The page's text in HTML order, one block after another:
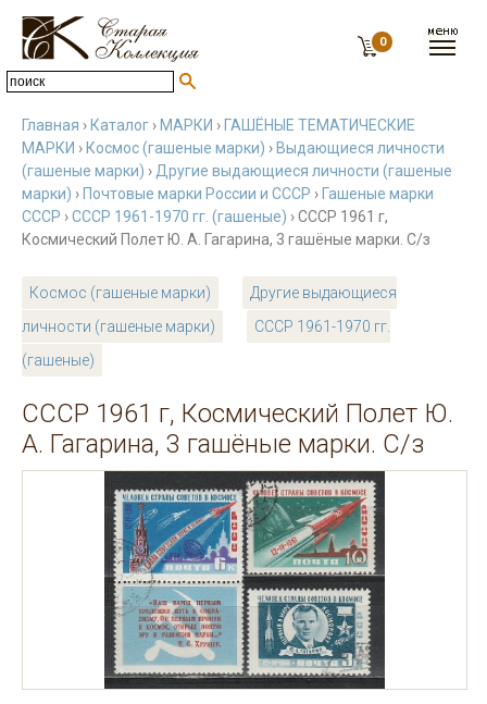
0
Главная › Каталог › МАРКИ › ГАШЁНЫЕ ТЕМАТИЧЕСКИЕ
МАРКИ › Космос (гашеные марки) › Выдающиеся личности
(гашеные марки) › Другие выдающиеся личности (гашеные
марки) › Почтовые марки России и СССР › Гашеные марки
СССР ›СССР 1961-1970 гг. (гашеные) › СССР 1961 г,
Космический Полет Ю. А. Гагарина, 3 гашёные марки. С/з
Космос (гашеные марки)
Другие выдающиеся
личности (гашеные марки)
СССР 1961-1970 гг.
(гашеные)
СССР 1961 г, Космический Полет Ю.
А. Гагарина, 3 гашёные марки. С/з